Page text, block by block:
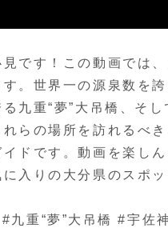
です！この動画では
。世界一の源泉数を
九重“夢”大吊橋、そ
らの場所を訪れるべ
ドです。動画を楽し
入りの大分県のスポッ
重“夢”大吊橋 #宇佐